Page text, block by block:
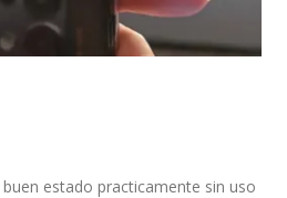
estado practicamente sin uso